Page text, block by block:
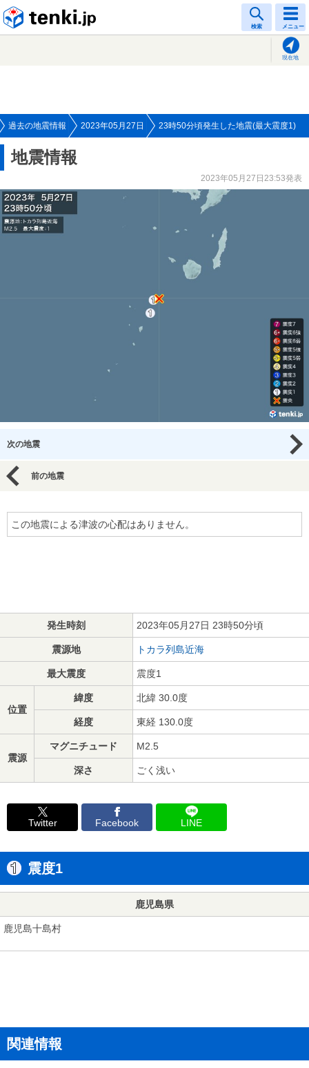
検索 メニュー
現在地
過去の地震情報 2023年05月27日 23時50分頃発生した地震(最大震度1)
地震情報
2023年05月27日23:53発表
次の地震
前の地震
この地震による津波の心配はありません。
発生時刻 2023年05月27日 23時50分頃
震源地 トカラ列島近海
最大震度 震度1
位置
緯度 北緯 30.0度
経度 東経 130.0度
震源
マグニチュード M2.5
深さ ごく浅い
Twitter Facebook LINE
震度1
鹿児島県
鹿児島十島村
関連情報